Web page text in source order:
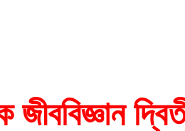
জীববিজ্ঞান